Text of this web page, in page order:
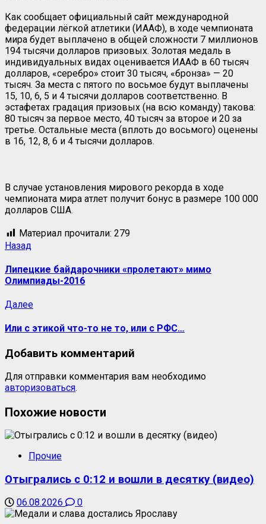
Как сообщает официальный сайт международной
федерации лёгкой атлетики (ИААФ), в ходе чемпионата
мира будет выплачено в общей сложности 7 миллионов
194 тысячи долларов призовых. Золотая медаль в
индивидуальных видах оценивается ИААФ в 60 тысяч
долларов, «серебро» стоит 30 тысяч, «бронза» — 20
тысяч. За места с пятого по восьмое будут выплачены
15, 10, 6, 5 и 4 тысячи долларов соответственно. В
эстафетах градация призовых (на всю команду) такова:
80 тысяч за первое место, 40 тысяч за второе и 20 за
третье. Остальные места (вплоть до восьмого) оценены
в 16, 12, 8, 6 и 4 тысячи долларов.
В случае установления мирового рекорда в ходе
чемпионата мира атлет получит бонус в размере 100 000
долларов США.
Материал прочитали: 279
Назад
Липецкие байдарочники «пролетают» мимо
Олимпиады-2016
Далее
Или с этикой что-то не то, или с РФС…
Добавить комментарий
Для отправки комментария вам необходимо
авторизоваться.
Похожие новости
Прочие
Отыгрались с 0:12 и вошли в десятку (видео)
06.08.2026 0